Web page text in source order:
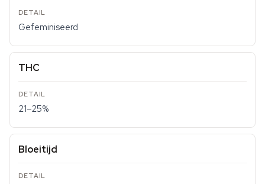
Gefeminiseerd
THC
21–25%
Bloeitijd